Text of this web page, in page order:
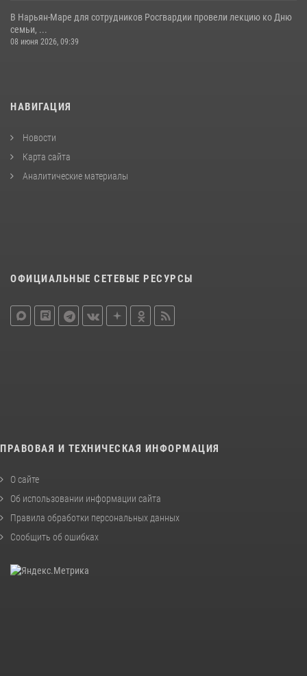
В Нарьян-Маре для сотрудников Росгвардии провели лекцию ко Дню
семьи, ...
08 июня 2026, 09:39
НАВИГАЦИЯ
Новости
Карта сайта
Аналитические материалы
ОФИЦИАЛЬНЫЕ СЕТЕВЫЕ РЕСУРСЫ
ПРАВОВАЯ И ТЕХНИЧЕСКАЯ ИНФОРМАЦИЯ
О сайте
Об использовании информации сайта
Правила обработки персональных данных
Сообщить об ошибках